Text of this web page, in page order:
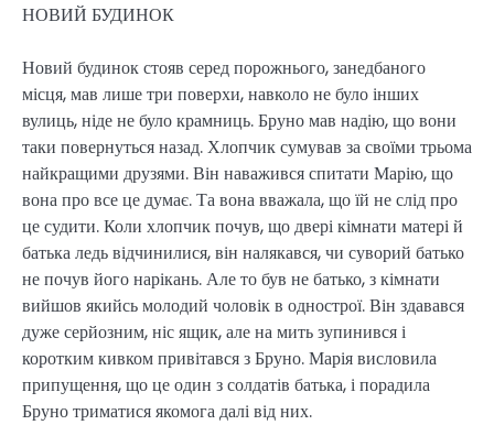
НОВИЙ БУДИНОК
Новий будинок стояв серед порожнього, занедбаного
місця, мав лише три поверхи, навколо не було інших
вулиць, ніде не було крамниць. Бруно мав надію, що вони
таки повернуться назад. Хлопчик сумував за своїми трьома
найкращими друзями. Він наважився спитати Марію, що
вона про все це думає. Та вона вважала, що їй не слід про
це судити. Коли хлопчик почув, що двері кімнати матері й
батька ледь відчинилися, він налякався, чи суворий батько
не почув його нарікань. Але то був не батько, з кімнати
вийшов якийсь молодий чоловік в однострої. Він здавався
дуже серйозним, ніс ящик, але на мить зупинився і
коротким кивком привітався з Бруно. Марія висловила
припущення, що це один з солдатів батька, і порадила
Бруно триматися якомога далі від них.